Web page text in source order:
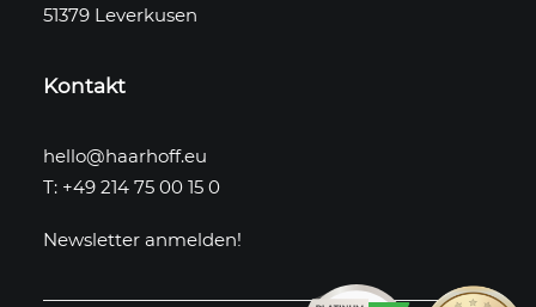
51379 Leverkusen
Kontakt
hello@haarhoff.eu
T: +49 214 75 00 15 0
Newsletter anmelden!